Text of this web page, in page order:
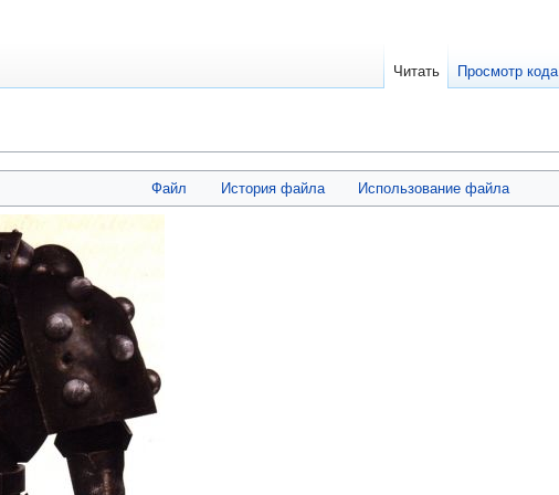
Файл История файла Использование файла
Читать Просмотр кода